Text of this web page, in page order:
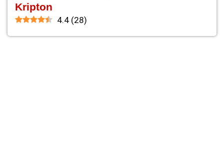
Kripton
4.4 (28)